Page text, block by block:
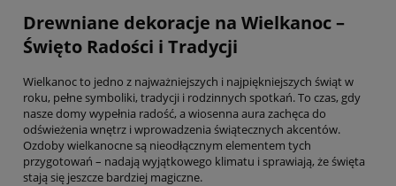
Drewniane dekoracje na Wielkanoc –
Święto Radości i Tradycji
Wielkanoc to jedno z najważniejszych i najpiękniejszych świąt w
roku, pełne symboliki, tradycji i rodzinnych spotkań. To czas, gdy
nasze domy wypełnia radość, a wiosenna aura zachęca do
odświeżenia wnętrz i wprowadzenia świątecznych akcentów.
Ozdoby wielkanocne są nieodłącznym elementem tych
przygotowań – nadają wyjątkowego klimatu i sprawiają, że święta
stają się jeszcze bardziej magiczne.